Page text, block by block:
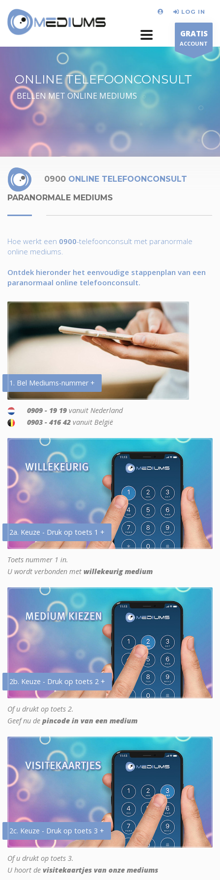
LOG IN
GRATIS
ACCOUNT
ONLINE TELEFOONCONSULT
BELLEN MET ONLINE MEDIUMS
0900 ONLINE TELEFOONCONSULT
PARANORMALE MEDIUMS
Hoe werkt een 0900-telefoonconsult met paranormale
online mediums.
Ontdek hieronder het eenvoudige stappenplan van een
paranormaal online telefoonconsult.
1. Bel Mediums-nummer +
0909 - 19 19 vanuit Nederland
0903 - 416 42 vanuit België
2a. Keuze - Druk op toets 1 +
Toets nummer 1 in.
U wordt verbonden met willekeurig medium
2b. Keuze - Druk op toets 2 +
Of u drukt op toets 2.
Geef nu de pincode in van een medium
2c. Keuze - Druk op toets 3 +
Of u drukt op toets 3.
U hoort de visitekaartjes van onze mediums